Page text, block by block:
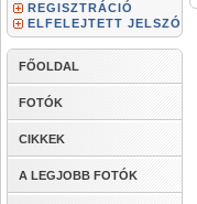
REGISZTRÁCIÓ
ELFELEJTETT JELSZÓ
FŐOLDAL
FOTÓK
CIKKEK
A LEGJOBB FOTÓK